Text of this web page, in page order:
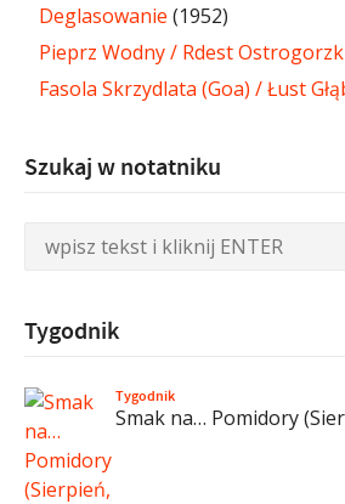
Deglasowanie (1952)
Pieprz Wodny / Rdest
Fasola Skrzydlata (Goa) / Łust
Szukaj w notatniku
Tygodnik
Tygodnik
Smak na… Pomidory